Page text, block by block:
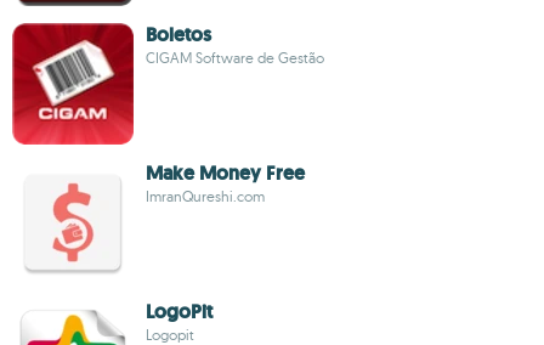
Boletos
CIGAM Software de Gestão
Make Money Free
ImranQureshi.com
LogoPit
Logopit